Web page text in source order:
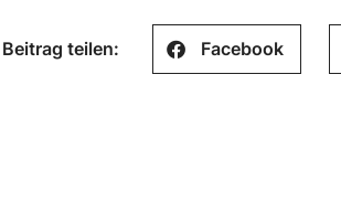
Beitrag teilen: Facebook